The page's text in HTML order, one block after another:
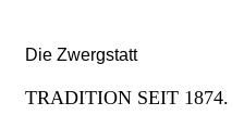
Die Zwergstatt
TRADITION SEIT 1874.